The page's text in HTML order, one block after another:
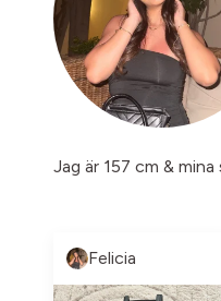
Jag är 157 cm &
Felicia